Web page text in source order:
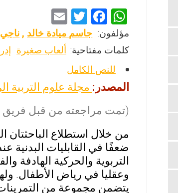
W
h
at
s
A
p
p
F
a
ce
b
o
o
k
T
wi
tt
m
ai
مؤلفون: جاسم ميادة خالد,
كلمات مفتاحية: ألعاب صغيرة
للنص الكامل
المصدر: مجلة علوم التربية
(تمت مراجعته من قبل فريق
من خلال استطلاع الباحثتان
ضعفًا في القابليات البدنية
التربوية والحركية الهادفة
وعقليا في رياض الأطفال.